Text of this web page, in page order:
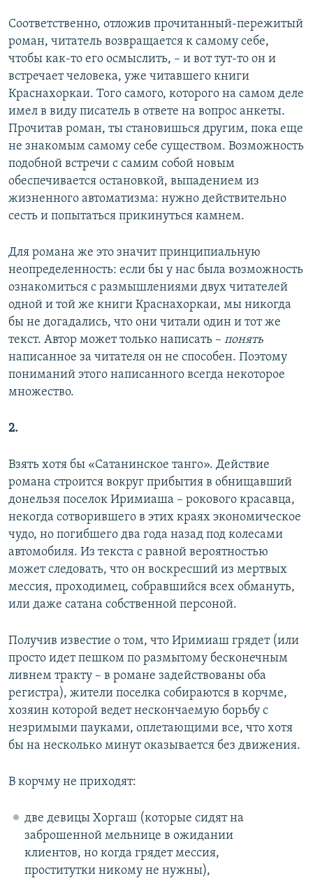
Соответственно, отложив прочитанный-пережитый
роман, читатель возвращается к самому себе,
чтобы как-то его осмыслить, – и вот тут-то он и
встречает человека, уже читавшего книги
Краснахоркаи. Того самого, которого на самом деле
имел в виду писатель в ответе на вопрос анкеты.
Прочитав роман, ты становишься другим, пока еще
не знакомым самому себе существом. Возможность
подобной встречи с самим собой новым
обеспечивается остановкой, выпадением из
жизненного автоматизма: нужно действительно
сесть и попытаться прикинуться камнем.
Для романа же это значит принципиальную
неопределенность: если бы у нас была возможность
ознакомиться с размышлениями двух читателей
одной и той же книги Краснахоркаи, мы никогда
бы не догадались, что они читали один и тот же
текст. Автор может только написать – понять
написанное за читателя он не способен. Поэтому
пониманий этого написанного всегда некоторое
множество.
2.
Взять хотя бы «Сатанинское танго». Действие
романа строится вокруг прибытия в обнищавший
донельзя поселок Иримиаша – рокового красавца,
некогда сотворившего в этих краях экономическое
чудо, но погибшего два года назад под колесами
автомобиля. Из текста с равной вероятностью
может следовать, что он воскресший из мертвых
мессия, проходимец, собравшийся всех обмануть,
или даже сатана собственной персоной.
Получив известие о том, что Иримиаш грядет (или
просто идет пешком по размытому бесконечным
ливнем тракту – в романе задействованы оба
регистра), жители поселка собираются в корчме,
хозяин которой ведет нескончаемую борьбу с
незримыми пауками, оплетающими все, что хотя
бы на несколько минут оказывается без движения.
В корчму не приходят:
две девицы Хоргаш (которые сидят на
заброшенной мельнице в ожидании
клиентов, но когда грядет мессия,
проститутки никому не нужны),